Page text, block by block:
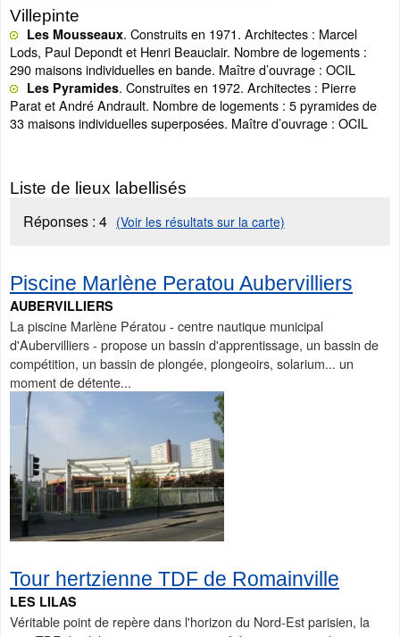
Villepinte
Les Mousseaux. Construits en 1971. Architectes : Marcel
Lods, Paul Depondt et Henri Beauclair. Nombre de logements :
290 maisons individuelles en bande. Maître d’ouvrage : OCIL
Les Pyramides. Construites en 1972. Architectes : Pierre
Parat et André Andrault. Nombre de logements : 5 pyramides de
33 maisons individuelles superposées. Maître d’ouvrage : OCIL
Liste de lieux labellisés
Réponses : 4 (Voir les résultats sur la carte)
Piscine Marlène Peratou Aubervilliers
AUBERVILLIERS
La piscine Marlène Pératou - centre nautique municipal
d'Aubervilliers - propose un bassin d'apprentissage, un bassin de
compétition, un bassin de plongée, plongeoirs, solarium... un
moment de détente...
Tour hertzienne TDF de Romainville
LES LILAS
Véritable point de repère dans l'horizon du Nord-Est parisien, la